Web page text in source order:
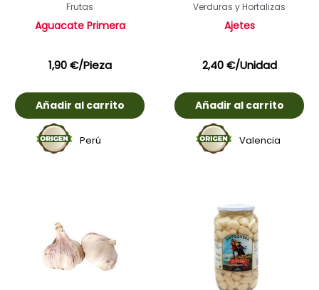
Frutas
Aguacate Primera
1,90€/Pieza
Añadir al carrito
Perú
Verduras y Hortalizas
Ajetes
2,40€/Unidad
Añadir al carrito
Valencia